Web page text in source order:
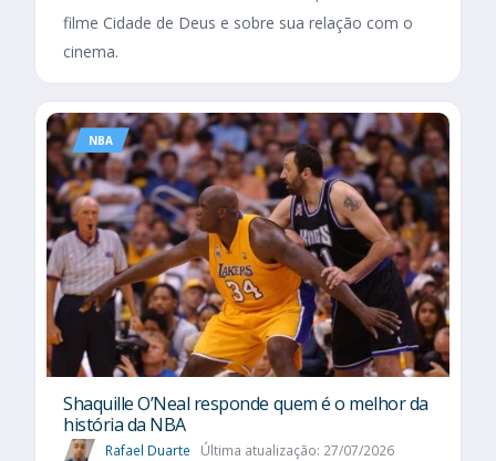
filme Cidade de Deus e sobre sua relação com o
cinema.
NBA
Shaquille O’Neal responde quem é o melhor da
história da NBA
Rafael Duarte Última atualização: 27/07/2026